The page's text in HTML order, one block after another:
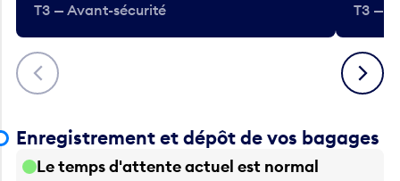
Précédent Suivant
Le temps d'attente actuel est normal
3 minutes